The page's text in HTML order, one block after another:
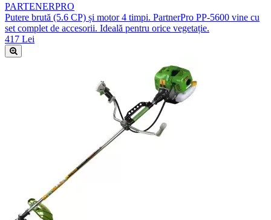
PARTENERPRO
Putere brută (5.6 CP) și motor 4 timpi. PartnerPro PP-5600 vine cu
set complet de accesorii. Ideală pentru orice vegetație.
417 Lei